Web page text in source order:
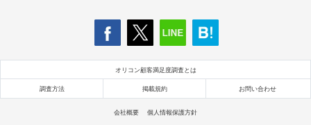
オリコン顧客満足度調査とは
調査方法 掲載規約 お問い合わせ
会社概要 個人情報保護方針